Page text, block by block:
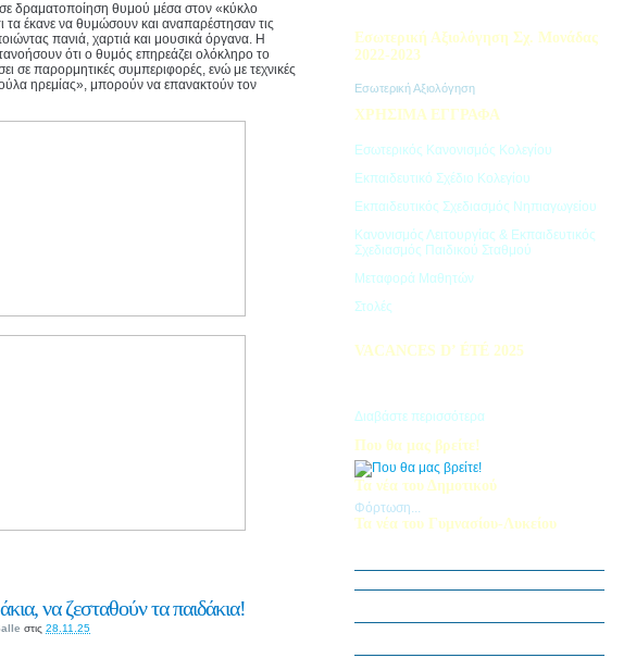
σε δραματοποίηση θυμού μέσα στον «κύκλο
έκανε να θυμώσουν και αναπαρέστησαν τις
πανιά, χαρτιά και μουσικά όργανα. Η
ότι ο θυμός επηρεάζει ολόκληρο το
σε παρορμητικές συμπεριφορές, ενώ με τεχνικές
ηρεμίας», μπορούν να επανακτούν τον
να ζεσταθούν τα παιδάκια!
στις 28.11.25
Εσωτερική Αξιολόγηση Σχ. Μονάδας
2022-2023
Εσωτερική Αξιολόγηση
ΧΡΗΣΙΜΑ ΕΓΓΡΑΦΑ
Εσωτερικός Κανονισμός Κολεγίου
Εκπαιδευτικό Σχέδιο Κολεγίου
Εκπαιδευτικός Σχεδιασμός Νηπιαγωγείου
Κανονισμός Λειτουργίας & Εκπαιδευτικός
Σχεδιασμός Παιδικού Σταθμού
Μεταφορά Μαθητών
Στολές
VACANCES D’ ÉTÉ 2025
Διαβάστε περισσότερα
Που θα μας βρείτε!
Τα νέα του Δημοτικού
Φόρτωση...
Τα νέα του Γυμνασίου-Λυκείου